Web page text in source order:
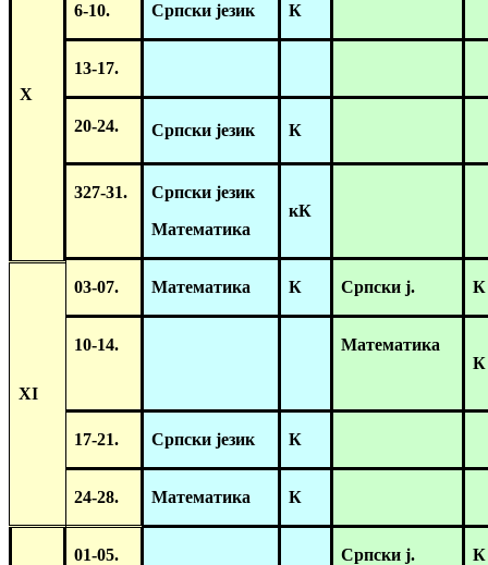
X
6-10. Српски језик К
13-17.
20-24. Српски језик К
327-31.
Српски језик
Математика
кК
XI
03-07. Математика К Српски ј. К
10-14.
Математика
К
17-21. Српски језик К
24-28. Математика К
01-05.
Српски ј.
К